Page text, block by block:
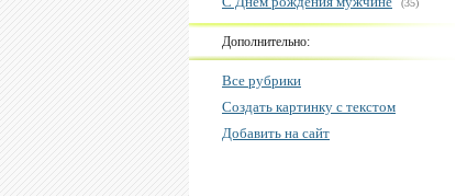
(35)
Дополнительно:
Все рубрики
Создать картинку с текстом
Добавить на сайт